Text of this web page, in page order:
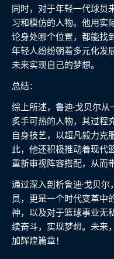
同时，对于年轻一代球员
习和模仿的人物。他用实
论身处哪个位置，都能找
年轻人纷纷朝着多元化发
未来实现自己的梦想。
总结：
综上所述，鲁迪·戈贝尔
炙手可热的人物，其过程
自身技艺，以超凡毅力克
此，他还积极推动着现代
重新审视阵容搭配，从而
通过深入剖析鲁迪·戈贝
员，更是一个时代变革中
神，以及对于篮球事业无
续奋斗，实现梦想。未来
加辉煌篇章！